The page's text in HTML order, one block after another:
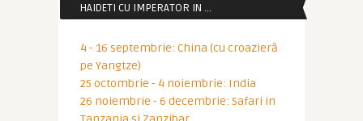
HAIDETI CU IMPERATOR IN …
4 - 16 septembrie: China (cu croazieră
pe Yangtze)
25 octombrie - 4 noiembrie: India
26 noiembrie - 6 decembrie: Safari in